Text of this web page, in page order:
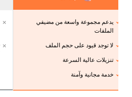
يدعم مجموعة واسعة من مضيفي
الملفات
لا توجد قيود على حجم الملف
تنزيلات عالية السرعة
خدمة مجانية وآمنة